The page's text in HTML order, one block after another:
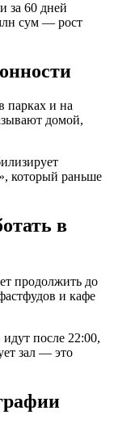
за 60 дней
сум — рост
парках и на
домой,
который раньше
в
продолжить до
и кафе
после 22:00,
зал — это